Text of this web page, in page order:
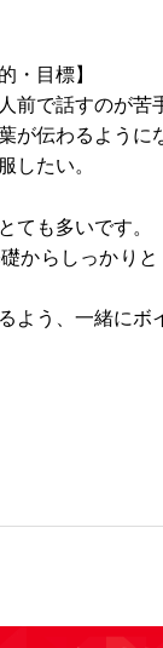
・目標】
前で話すのが苦
が伝わるように
したい。
ても多いです。
からしっかり
よう、一緒に